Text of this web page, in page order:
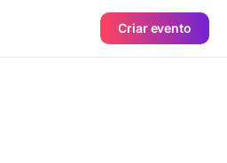
Criar evento